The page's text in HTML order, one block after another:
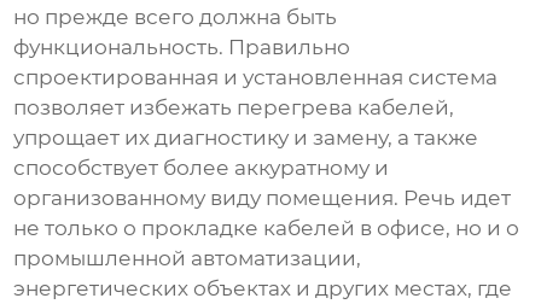
но прежде всего должна быть
функциональность. Правильно
спроектированная и установленная система
позволяет избежать перегрева кабелей,
упрощает их диагностику и замену, а также
способствует более аккуратному и
организованному виду помещения. Речь идет
не только о прокладке кабелей в офисе, но и о
промышленной автоматизации,
энергетических объектах и других местах, где